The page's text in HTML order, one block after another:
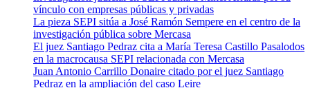
vínculo con empresas públicas y privadas
La pieza SEPI sitúa a José Ramón Sempere en el centro de la
investigación pública sobre Mercasa
El juez Santiago Pedraz cita a María Teresa Castillo Pasalodos
en la macrocausa SEPI relacionada con Mercasa
Juan Antonio Carrillo Donaire citado por el juez Santiago
Pedraz en la ampliación del caso Leire